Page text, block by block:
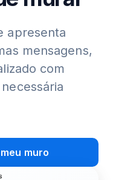
apresenta
mensagens,
com
muro